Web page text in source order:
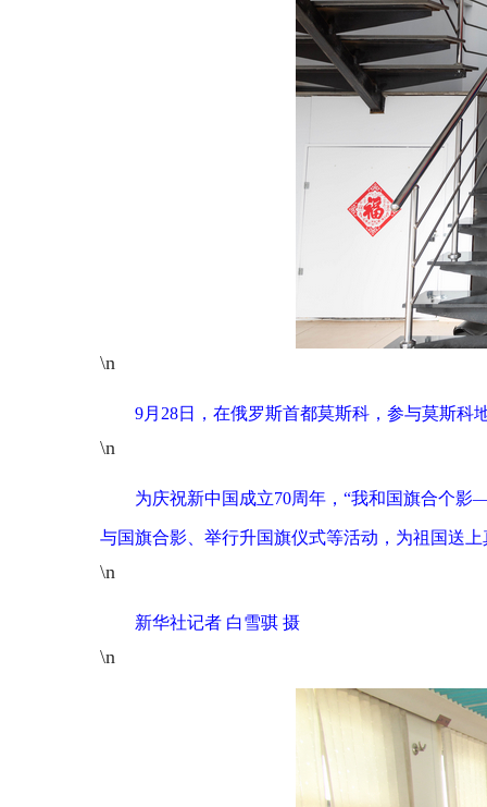
\n
9月28日，在俄罗斯首都莫斯科，参与莫斯
\n
为庆祝新中国成立70周年，“我和国旗合个
与国旗合影、举行升国旗仪式等活动，为祖国送
\n
新华社记者 白雪骐 摄
\n